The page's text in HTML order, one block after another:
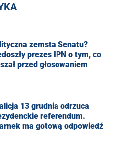
zemsta Senatu?
prezes IPN o tym, co
przed głosowaniem
13 grudnia odrzuca
referendum.
ma gotową odpowiedź